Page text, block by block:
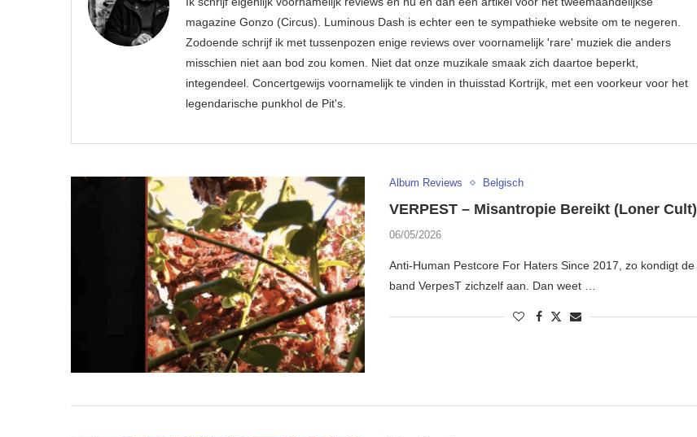
magazine Gonzo (Circus). Luminous Dash is echter een te sympathieke website om te negeren.
Zodoende schrijf ik met tussenpozen enige reviews over voornamelijk 'rare' muziek die anders
misschien niet aan bod zou komen. Niet dat onze muzikale smaak zich daartoe beperkt,
integendeel. Concertgewijs voornamelijk te vinden in thuisstad Kortrijk, met een voorkeur voor het
legendarische punkhol de Pit's.
Album Reviews Belgisch
VERPEST – Misantropie Bereikt (Loner Cult)
06/05/2026
Anti-Human Pestcore For Haters Since 2017, zo kondigt de
band VerpesT zichzelf aan. Dan weet …